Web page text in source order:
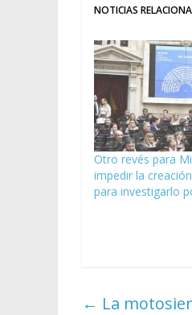
NOTICIAS
Otro revés para
impedir la
para investigarlo
← La